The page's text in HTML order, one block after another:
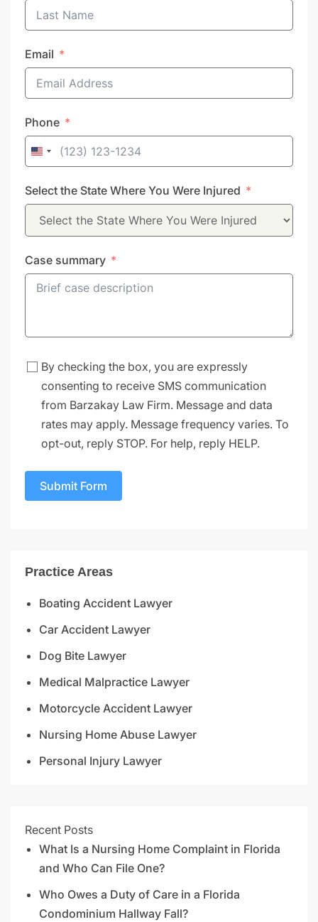
Email
Phone
United
+1
Select the State Where You Were Injured
Case summary
By checking the box, you are expressly
consenting to receive SMS communication
from Barzakay Law Firm. Message and data
rates may apply. Message frequency varies. To
opt-out, reply STOP. For help, reply HELP.
Submit Form
Practice Areas
Boating Accident Lawyer
Car Accident Lawyer
Dog Bite Lawyer
Medical Malpractice Lawyer
Motorcycle Accident Lawyer
Nursing Home Abuse Lawyer
Personal Injury Lawyer
Recent Posts
What Is a Nursing Home Complaint in Florida
and Who Can File One?
Who Owes a Duty of Care in a Florida
Condominium Hallway Fall?